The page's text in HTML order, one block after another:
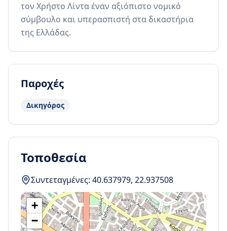
τον Χρήστο Λίντα έναν αξιόπιστο νομικό
σύμβουλο και υπερασπιστή στα δικαστήρια
της Ελλάδας.
Παροχές
Δικηγόρος
Τοποθεσία
Συντεταγμένες: 40.637979, 22.937508
+
−